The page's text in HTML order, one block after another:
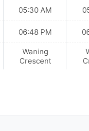
05:30 AM
06:48 PM
Waning
Crescent